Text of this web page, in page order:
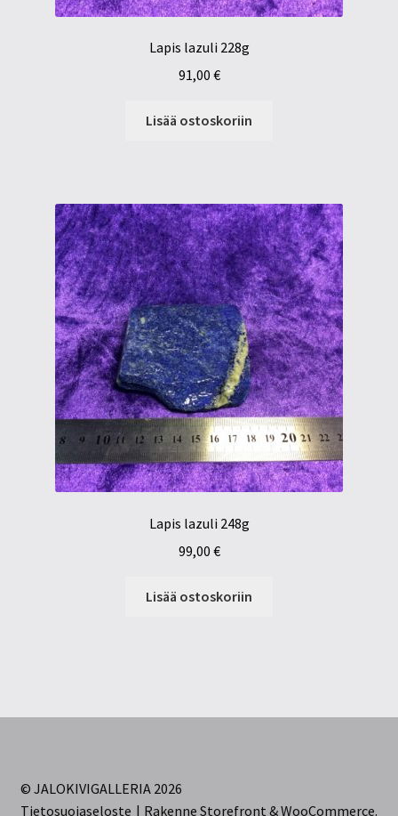
Lapis lazuli 228g
91,00 €
Lisää ostoskoriin
Lapis lazuli 248g
99,00 €
Lisää ostoskoriin
© JALOKIVIGALLERIA 2026
Tietosuojaseloste
Rakenne Storefront & WooCommerce.